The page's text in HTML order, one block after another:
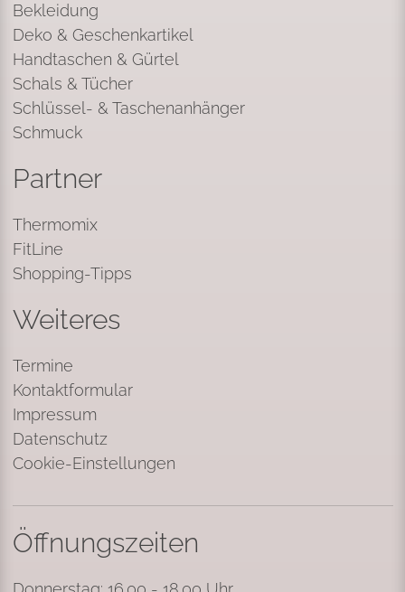
Bekleidung
Deko & Geschenkartikel
Handtaschen & Gürtel
Schals & Tücher
Schlüssel- & Taschenanhänger
Schmuck
Partner
Thermomix
FitLine
Shopping-Tipps
Weiteres
Termine
Kontaktformular
Impressum
Datenschutz
Cookie-Einstellungen
Öffnungszeiten